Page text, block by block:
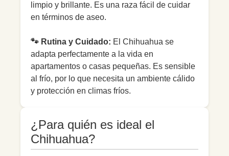
limpio y brillante. Es una raza fácil de cuidar
en términos de aseo.
🐾 Rutina y Cuidado: El Chihuahua se
adapta perfectamente a la vida en
apartamentos o casas pequeñas. Es sensible
al frío, por lo que necesita un ambiente cálido
y protección en climas fríos.
¿Para quién es ideal el
Chihuahua?